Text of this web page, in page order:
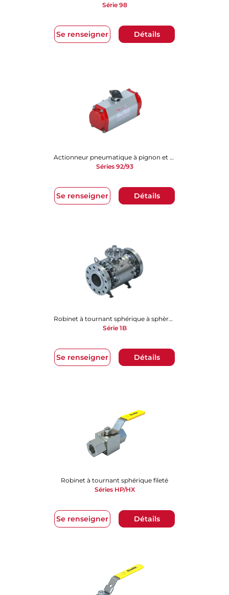
Se renseigner Détails
Série 98
Se renseigner Détails
Actionneur pneumatique à pignon et crémaillère
Séries 92/93
Se renseigner Détails
Robinet à tournant sphérique à sphère arbrée
Série 1B
Se renseigner Détails
Robinet à tournant sphérique fileté
Séries HP/HX